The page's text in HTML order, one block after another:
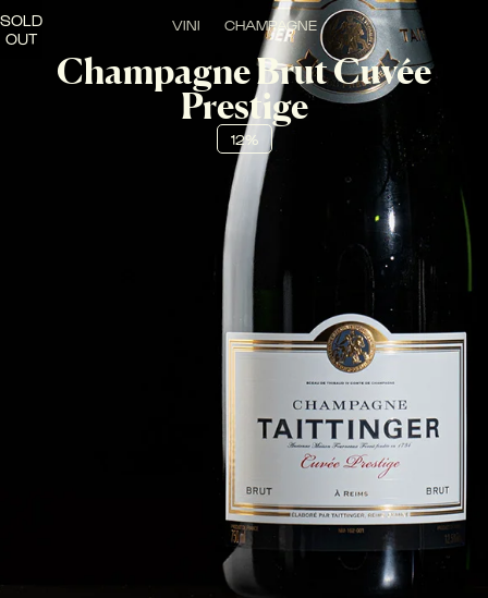
VINI CHAMPAGNE
Champagne Brut Cuvée
Prestige
12%
SOLD
OUT
PESCA BIANCA, BIANCOSPINO, ACACIA, NOTE DI
Il Taittinger Brut Réserve è uno champagne di alta qualità
prodotto dalla rinomata maison Taittinger. È una cuvée
classica e iconica che ne rappresenta l'essenza dello stile.
PINOT NOIR E PINOT MEUNIER 60% - CHARDONNAY 40%